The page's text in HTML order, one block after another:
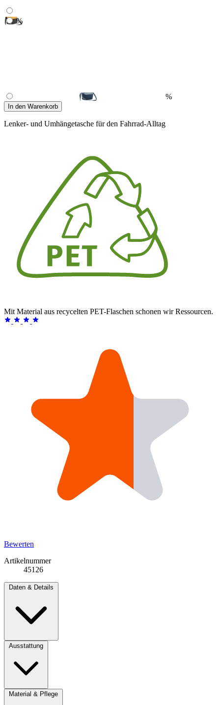
%
%
In den Warenkorb
Lenker- und Umhängetasche für den Fahrrad-Alltag
Mit Material aus recycelten PET-Flaschen schonen wir Ressourcen.
Bewerten
Artikelnummer
45126
Daten & Details
Ausstattung
Material & Pflege